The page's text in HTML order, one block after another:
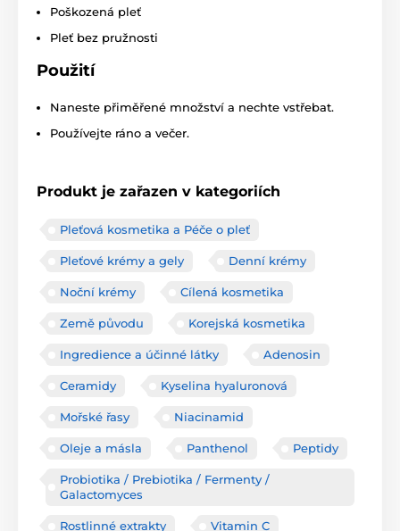
Poškozená pleť
Pleť bez pružnosti
Použití
Naneste přiměřené množství a nechte vstřebat.
Používejte ráno a večer.
Produkt je zařazen v kategoriích
Pleťová kosmetika a Péče o pleť
Pleťové krémy a gely Denní krémy
Noční krémy Cílená kosmetika
Země původu Korejská kosmetika
Ingredience a účinné látky Adenosin
Ceramidy Kyselina hyaluronová
Mořské řasy Niacinamid
Oleje a másla Panthenol Peptidy
Probiotika / Prebiotika / Fermenty /
Galactomyces
Rostlinné extrakty Vitamin C